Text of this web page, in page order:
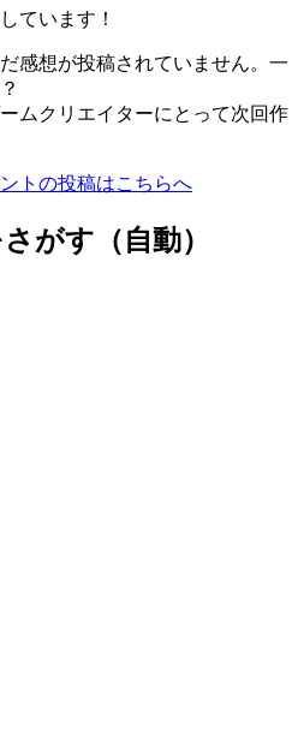
ています！
感想が投稿されていません。一
ムクリエイターにとって次回作
トの投稿はこちらへ
がす（自動）